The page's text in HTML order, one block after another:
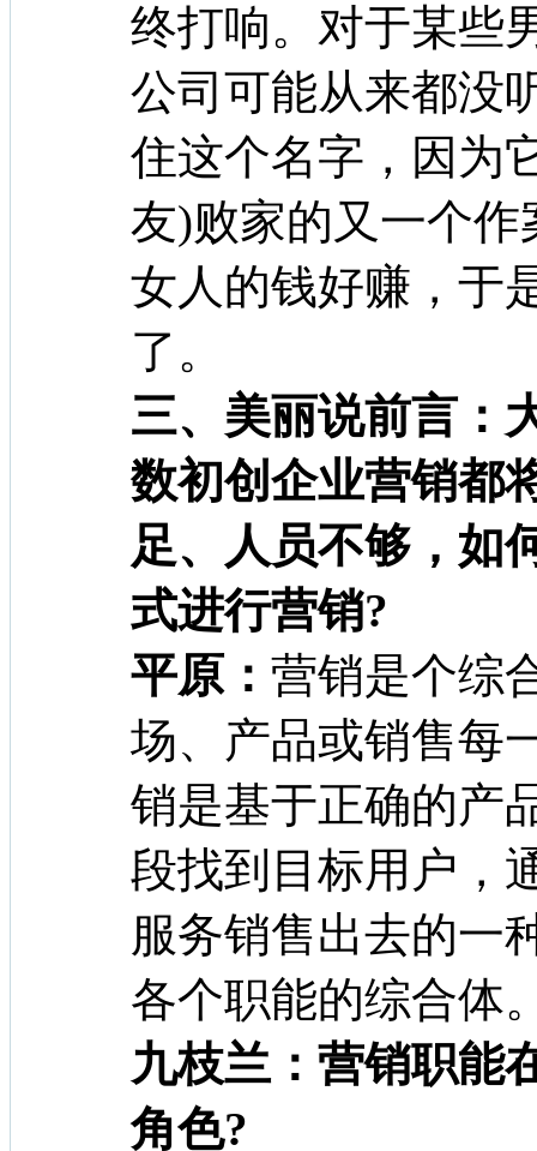
终打响。对于某些
公司可能从来都没
住这个名字，因为
友)败家的又一个作
女人的钱好赚，于
了。
三、美丽说前言：
数初创企业营销都
足、人员不够，如
式进行营销?
平原： 营销是个综
场、产品或销售每
销是基于正确的产
段找到目标用户，
服务销售出去的一
各个职能的综合体
九枝兰：营销职能
角色?